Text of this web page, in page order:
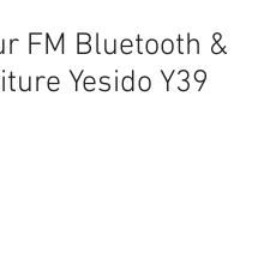
FM Bluetooth &
Yesido Y39